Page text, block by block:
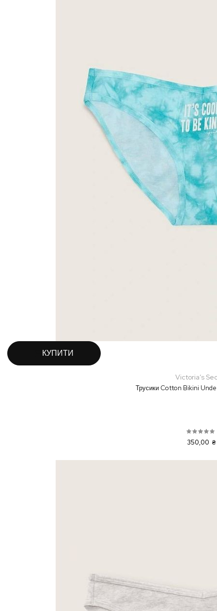
КУПИТИ
Victoria’s
Трусики Cotton Bikini
350,00 ₴